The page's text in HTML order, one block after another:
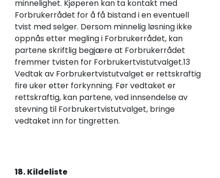
minnelighet. Kjøperen kan ta kontakt med
Forbrukerrådet for å få bistand i en eventuell
tvist med selger. Dersom minnelig løsning ikke
oppnås etter megling i Forbrukerrådet, kan
partene skriftlig begjære at Forbrukerrådet
fremmer tvisten for Forbrukertvistutvalget.13
Vedtak av Forbrukertvistutvalget er rettskraftig
fire uker etter forkynning. Før vedtaket er
rettskraftig, kan partene, ved innsendelse av
stevning til Forbrukertvistutvalget, bringe
vedtaket inn for tingretten.
18. Kildeliste